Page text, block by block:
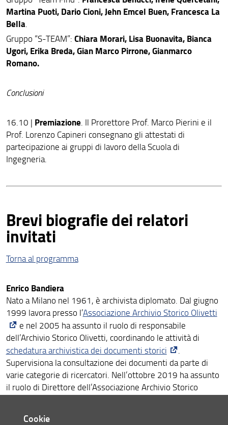
Martina Puoti, Dario Cioni, Jehn Emcel Buen, Francesca La
Bella.
Gruppo “S-TEAM”: Chiara Morari, Lisa Buonavita, Bianca
Ugori, Erika Breda, Gian Marco Pirrone, Gianmarco
Romano.
Conclusioni
16.10 | Premiazione. Il Prorettore Prof. Marco Pierini e il
Prof. Lorenzo Capineri consegnano gli attestati di
partecipazione ai gruppi di lavoro della Scuola di
Ingegneria.
Brevi biografie dei relatori
invitati
Torna al programma
Enrico Bandiera
Nato a Milano nel 1961, è archivista diplomato. Dal giugno
1999 lavora presso l’Associazione Archivio Storico Olivetti
e nel 2005 ha assunto il ruolo di responsabile
dell’Archivio Storico Olivetti, coordinando le attività di
schedatura archivistica dei documenti storici
.
Supervisiona la consultazione dei documenti da parte di
varie categorie di ricercatori. Nell’ottobre 2019 ha assunto
il ruolo di Direttore dell’Associazione Archivio Storico
Cookie